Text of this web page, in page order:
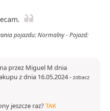
pojazdu: Normalny - Pojazd:
przez Miguel M dnia
z dnia 16.05.2024- zobacz
jeszcze raz?TAK